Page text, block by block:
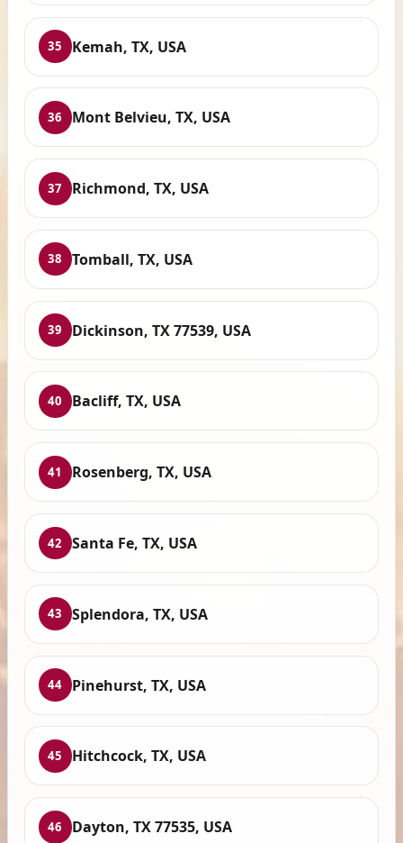
35 Kemah, TX, USA
36 Mont Belvieu, TX, USA
37 Richmond, TX, USA
38 Tomball, TX, USA
39 Dickinson, TX 77539, USA
40 Bacliff, TX, USA
41 Rosenberg, TX, USA
42 Santa Fe, TX, USA
43 Splendora, TX, USA
44 Pinehurst, TX, USA
45 Hitchcock, TX, USA
46 Dayton, TX 77535, USA